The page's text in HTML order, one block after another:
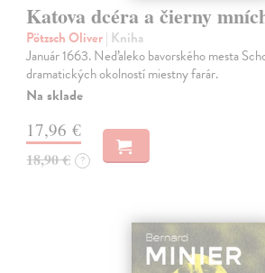
Katova dcéra a čierny
Pötzsch Oliver| Kniha
Január 1663. Neďaleko bavorského mesta
dramatických okolností miestny farár.
Na sklade
17,96 €
18,90 € ?